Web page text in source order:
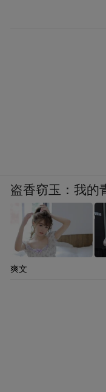
盗香窃玉：我的
爽文